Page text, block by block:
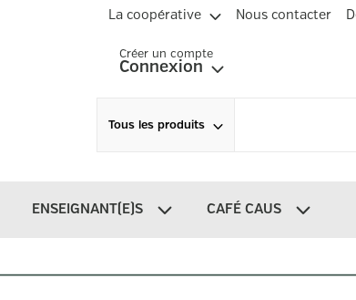
La coopérative Nous contacter
Créer un compte
Connexion
Tous les produits
ENSEIGNANT(E)S CAFÉ CAUS